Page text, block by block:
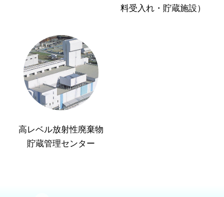
料受入れ・貯蔵施設）
高レベル放射性廃棄物
貯蔵管理センター